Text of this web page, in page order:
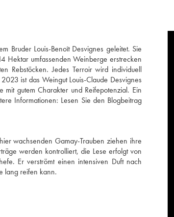
Bruder Louis-Benoît Desvignes geleitet. Sie
Hektar umfassenden Weinberge erstrecken
Rebstöcken. Jedes Terroir wird individuell
ist das Weingut Louis-Claude Desvignes
gutem Charakter und Reifepotenzial. Ein
Informationen: Lesen Sie den Blogbeitrag
wachsenden Gamay-Trauben ziehen ihre
werden kontrolliert, die Lese erfolgt von
Er verströmt einen intensiven Duft nach
lang reifen kann.